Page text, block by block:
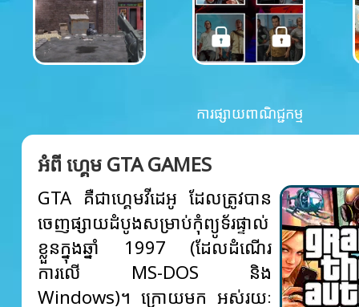
ការផ្សាយពាណិជ្ជកម្ម
អំពី ហ្គេម GTA GAMES
GTA គឺជាហ្គេមវីដេអូ ដែលត្រូវបាន
ចេញផ្សាយដំបូងសម្រាប់កុំព្យូទ័រផ្ទាល់
ខ្លួនក្នុងឆ្នាំ 1997 (ដែលដំណើរ
ការលើ MS-DOS និង
Windows)។ ក្រោយមក អស់រយៈ